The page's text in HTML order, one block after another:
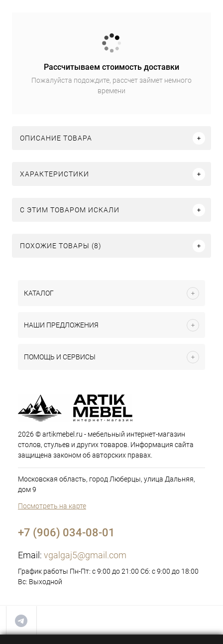
Рассчитываем стоимость доставки
Пожалуйста подождите, рассчет займет немного
времени
ОПИСАНИЕ ТОВАРА
ХАРАКТЕРИСТИКИ
C ЭТИМ ТОВАРОМ ИСКАЛИ
ПОХОЖИЕ ТОВАРЫ (8)
КАТАЛОГ
НАШИ ПРЕДЛОЖЕНИЯ
ПОМОЩЬ И СЕРВИСЫ
2026 © artikmebel.ru - мебельный интернет-магазин
столов, стульев и других товаров. Информация сайта
защищена законом об авторских правах.
Московская область, город Люберцы, улица Дальняя,
дом 9
Посмотреть на карте
+7 (906) 034-08-01
Email: vgalgaj5@gmail.com
График работы Пн-Пт: с 9:00 до 21:00 Сб: с 9:00 до 18:00
Вс: Выходной